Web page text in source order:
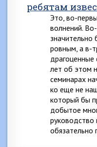
ребятам
Это, во-
волнений.
значительно
ровным, а в-
драгоценные
лет об этом
семинарах
ко еще не
который бы
добытое
обязательно